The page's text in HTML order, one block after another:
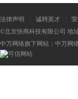
法律声明 诚聘英才
©北京快商科技有限公司 地
中万网络旗下网站： 中万网